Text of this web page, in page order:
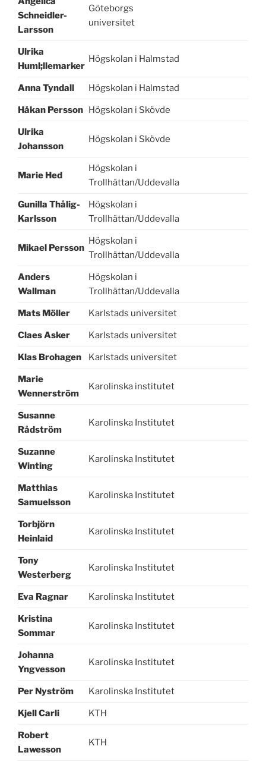
Schneidler-
Larsson
Göteborgs
universitet
Ulrika
Huml;llemarker
Högskolan i Halmstad
Anna Tyndall Högskolan i Halmstad
Håkan Persson Högskolan i Skövde
Ulrika
Johansson
Högskolan i Skövde
Marie Hed
Högskolan i
Trollhättan/Uddevalla
Gunilla Thålig-
Karlsson
Högskolan i
Trollhättan/Uddevalla
Mikael Persson
Högskolan i
Trollhättan/Uddevalla
Anders
Wallman
Högskolan i
Trollhättan/Uddevalla
Mats Möller Karlstads universitet
Claes Asker Karlstads universitet
Klas Brohagen Karlstads universitet
Marie
Wennerström
Karolinska institutet
Susanne
Rådström
Karolinska Institutet
Suzanne
Winting
Karolinska Institutet
Matthias
Samuelsson
Karolinska Institutet
Torbjörn
Heinlaid
Karolinska Institutet
Tony
Westerberg
Karolinska Institutet
Eva Ragnar Karolinska Institutet
Kristina
Sommar
Karolinska Institutet
Johanna
Yngvesson
Karolinska Institutet
Per Nyström Karolinska Institutet
Kjell Carli KTH
Robert
Lawesson
KTH